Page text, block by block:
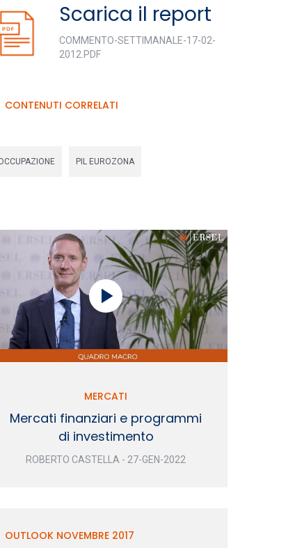
Scarica il report
COMMENTO-SETTIMANALE-17-02-
2012.PDF
CONTENUTI CORRELATI
PIL EUROZONA
MERCATI
Mercati finanziari e programmi
di investimento
ROBERTO CASTELLA - 27-GEN-2022
OUTLOOK NOVEMBRE 2017